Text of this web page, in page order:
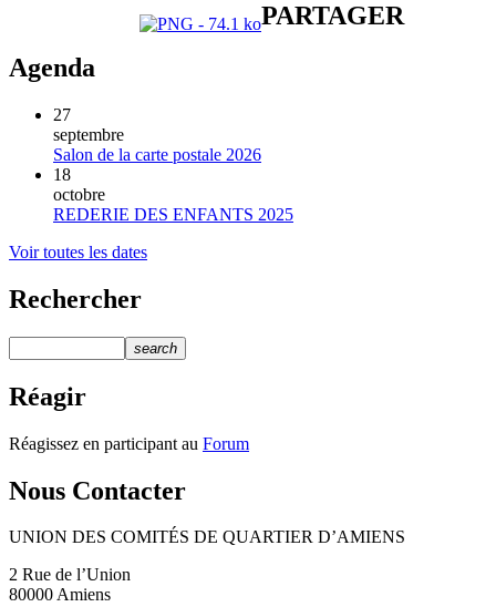
PARTAGER
Agenda
27
septembre
Salon de la carte postale 2026
18
octobre
REDERIE DES ENFANTS 2025
Voir toutes les dates
Rechercher
search
Réagir
Réagissez en participant au Forum
Nous Contacter
UNION DES COMITÉS DE QUARTIER D’AMIENS
2 Rue de l’Union
80000 Amiens